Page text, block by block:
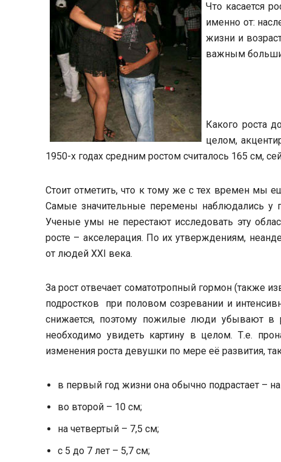
Что касается
именно от:
жизни и
важным
Какого роста
целом,
1950-х годах средним ростом считалось 165 см,
Стоит отметить, что к тому же с тех времен мы
Самые значительные перемены наблюдались у
Ученые умы не перестают исследовать эту
росте – акселерация. По их утверждениям,
от людей XXI века.
За рост отвечает соматотропный гормон (также
подростков при половом созревании и
снижается, поэтому пожилые люди убывают в
необходимо увидеть картину в целом. Т.е.
изменения роста девушки по мере её развития,
в первый год жизни она обычно подрастает –
во второй – 10 см;
на четвертый – 7,5 см;
с 5 до 7 лет – 5,7 см;